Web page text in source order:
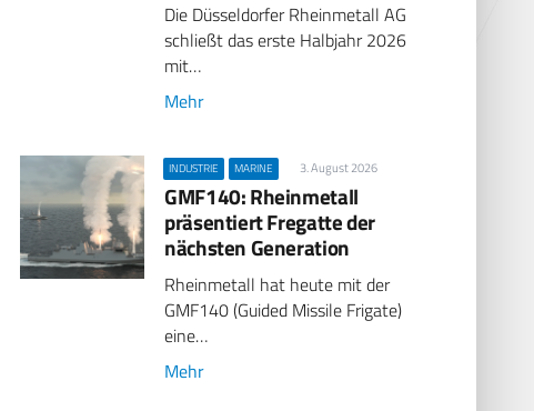
Die Düsseldorfer Rheinmetall AG
schließt das erste Halbjahr 2026
mit…
Mehr
INDUSTRIE MARINE 3. August 2026
GMF140: Rheinmetall
präsentiert Fregatte der
nächsten Generation
Rheinmetall hat heute mit der
GMF140 (Guided Missile Frigate)
eine…
Mehr